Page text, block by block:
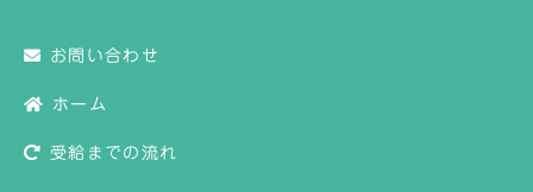
お問い合わせ
ホーム
受給までの流れ